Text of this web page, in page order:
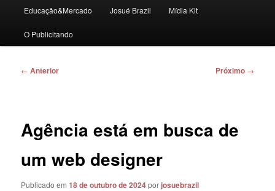
Educação&Mercado Josué Brazil Mídia Kit
O Publicitando
Navegação
← Anterior Próximo →
Agência está em busca de
um web designer
Publicado em18 de outubro de 2024porjosuebrazil